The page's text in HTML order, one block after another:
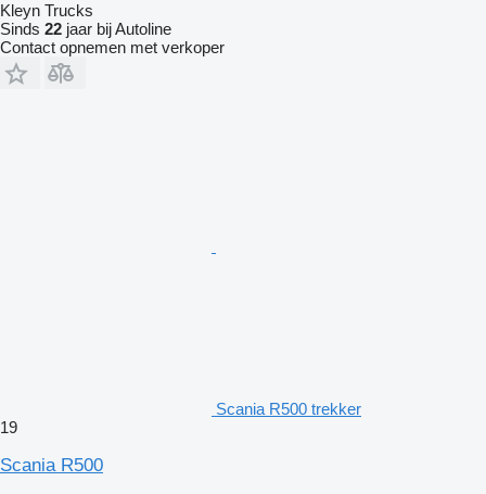
Kleyn Trucks
Sinds 22 jaar bij Autoline
Contact opnemen met verkoper
Scania R500 trekker
19
Scania R500